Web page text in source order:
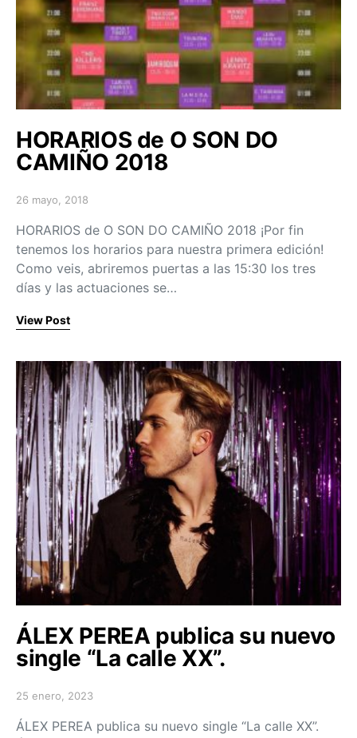
HORARIOS de O SON DO
CAMIÑO 2018
Posted on
26 mayo, 2018
HORARIOS de O SON DO CAMIÑO 2018 ¡Por fin
tenemos los horarios para nuestra primera edición!
Como veis, abriremos puertas a las 15:30 los tres
días y las actuaciones se…
View Post
ÁLEX PEREA publica su nuevo
single “La calle XX”.
Posted on
25 enero, 2023
ÁLEX PEREA publica su nuevo single “La calle XX”.